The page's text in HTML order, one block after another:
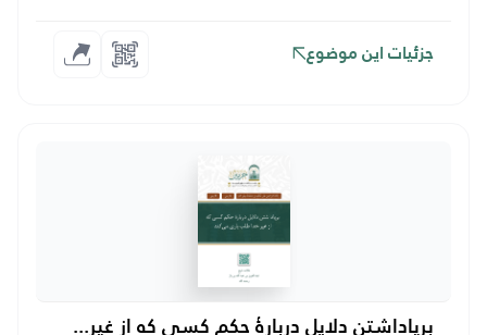
جزئیات این موضوع
برپاداشتن دلایل دربارهٔ حکم کسی که از غیر...